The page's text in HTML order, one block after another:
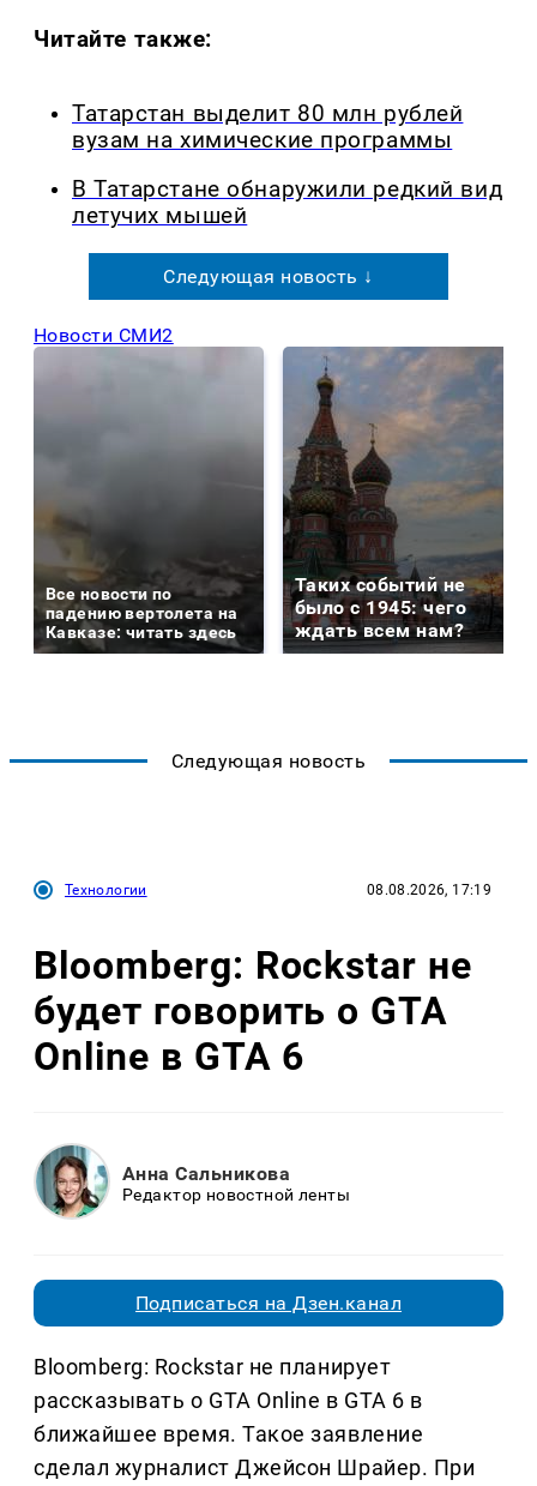
Читайте также:
Татарстан выделит 80 млн рублей
вузам на химические программы
В Татарстане обнаружили редкий вид
летучих мышей
Следующая новость ↓
Новости СМИ2
Все новости по
падению вертолета на
Кавказе: читать здесь
Таких событий не
было с 1945: чего
ждать всем нам?
Следующая новость
Технологии 08.08.2026, 17:19
Bloomberg: Rockstar не
будет говорить о GTA
Online в GTA 6
Анна Сальникова
Редактор новостной ленты
Подписаться на Дзен.канал
Bloomberg: Rockstar не планирует
рассказывать о GTA Online в GTA 6 в
ближайшее время. Такое заявление
сделал журналист Джейсон Шрайер. При